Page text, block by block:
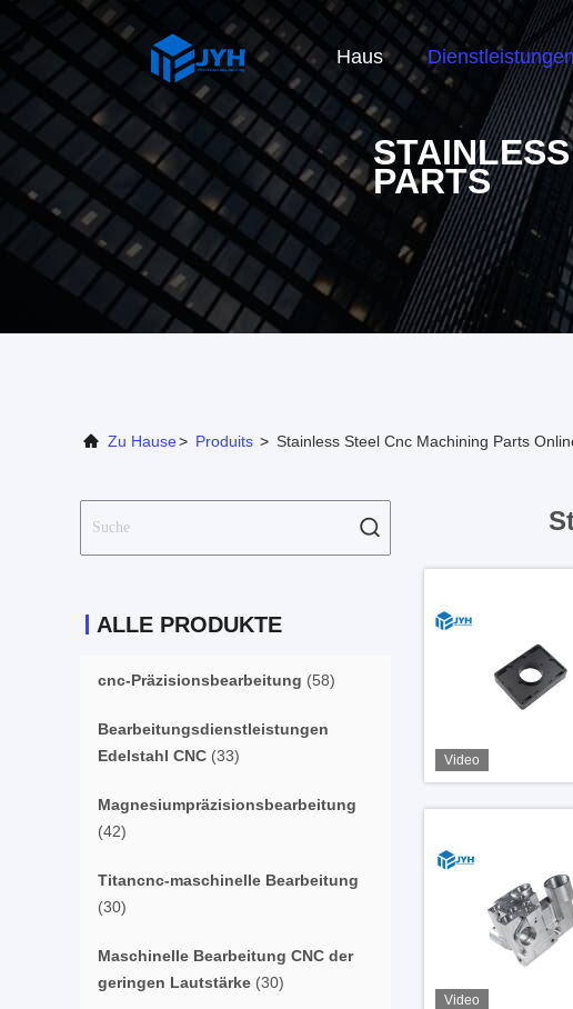
Haus
PARTS
Zu Hause> Produits > Stainless Steel Cnc Machining Parts
ALLE PRODUKTE
cnc-Präzisionsbearbeitung (58)
Bearbeitungsdienstleistungen
Edelstahl CNC (33)
Magnesiumpräzisionsbearbeitung
(42)
Titancnc-maschinelle Bearbeitung
(30)
Maschinelle Bearbeitung CNC der
geringen Lautstärke (30)
Video
Video